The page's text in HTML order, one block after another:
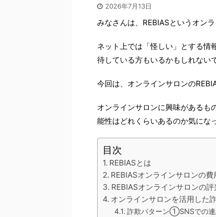
2026年7月13日
みなさんは、REBIASというオン
ネット上では「怪しい」とする情
待している方もいるかもしれない
今回は、オンラインサロンの
オンラインサロンに興味があるも
能性はどれくらいあるのか気にな
目次
REBIASとは
REBIASオンラインサロンの費
REBIASオンラインサロンの評
オンラインサロンを活用した
詐欺パターン①SNSでの連